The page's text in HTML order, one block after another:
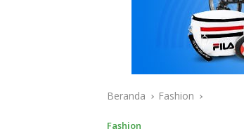
Beranda Fashion
Fashion